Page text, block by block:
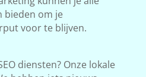
bieden om je
voor te blijven.
diensten? Onze lokale